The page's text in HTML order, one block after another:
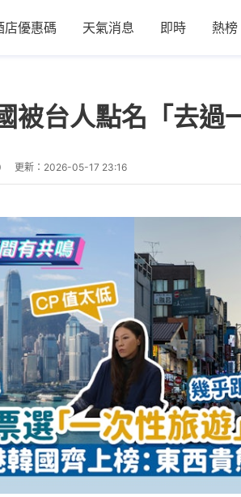
店優惠碼 天氣消息 即時 熱榜
被台人點名「去過
更新： 2026-05-17 23:16